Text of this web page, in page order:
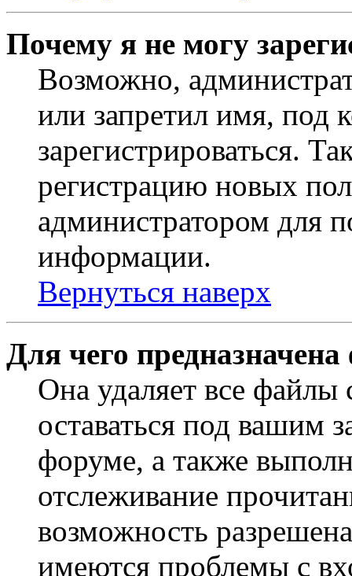
Почему я не могу
Возможно,
или запретил имя, под
зарегистрироваться.
регистрацию новых
администратором для
информации.
Вернуться наверх
Для чего
Она удаляет все файлы
оставаться под вашим
форуме, а также
отслеживание
возможность
имеются проблемы с